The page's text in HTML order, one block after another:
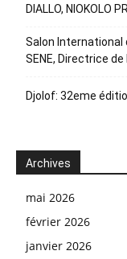
DIALLO, NIOKOLO
Salon International
SENE, Directrice de
Djolof: 32eme
Archives
mai 2026
février 2026
janvier 2026